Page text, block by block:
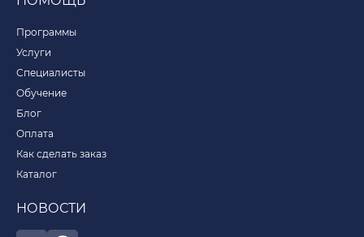
Программы
Услуги
Специалисты
Обучение
Блог
Оплата
Как сделать заказ
Каталог
НОВОСТИ